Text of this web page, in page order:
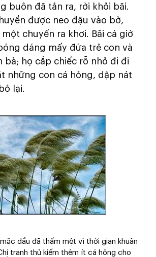
buôn đã tản ra, rời khỏi bãi.
được neo đậu vào bờ,
chuyến ra khơi. Bãi cá giờ
dáng mấy đứa trẻ con và
bà; họ cắp chiếc rỗ nhỏ đi đi
những con cá hỏng, dập nát
lại.
dầu đã thấm mệt vì thời gian khuân
tranh thủ kiếm thêm ít cá hỏng cho